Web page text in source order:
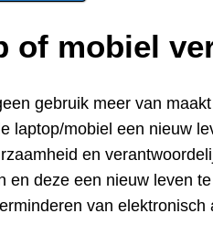
of mobiel
gebruik meer van
laptop/mobiel een nieuw
en
en deze een nieuw leven
van elektronisch